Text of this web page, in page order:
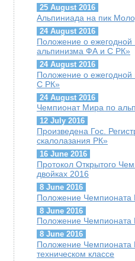
25 August 2016
Альпиниада на пик
24 August 2016
Положение о ежегодной
альпинизма ФА и С РК»
24 August 2016
Положение о
С РК»
24 August 2016
Чемпионат Мира по
12 July 2016
Произведена Гос.
скалолазания РК»
16 June 2016
Протокол Открытого
двойках 2016
8 June 2016
Положение Чемпионата
8 June 2016
Положение Чемпионата
8 June 2016
Положение Чемпионата
техническом классе